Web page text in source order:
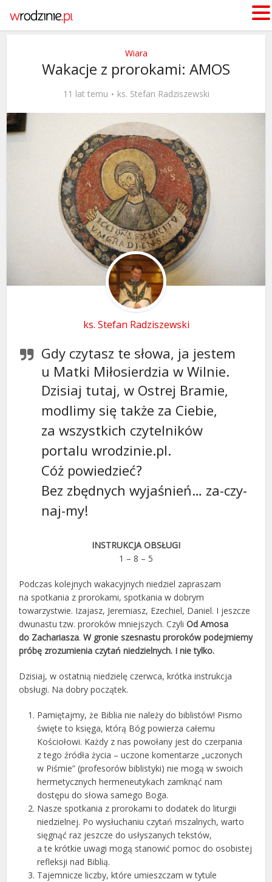
Wiara
Wakacje z prorokami: AMOS
11 lat temu ks. Stefan Radziszewski
ks. Stefan Radziszewski
Gdy czytasz te słowa, ja jestem
u Matki Miłosierdzia w Wilnie.
Dzisiaj tutaj, w Ostrej Bramie,
modlimy się także za Ciebie,
za wszystkich czytelników
portalu wrodzinie.pl.
Cóż powiedzieć?
Bez zbędnych wyjaśnień… za-czy-
naj-my!
INSTRUKCJA OBSŁUGI
1 – 8 – 5
Podczas kolejnych wakacyjnych niedziel zapraszam
na spotkania z prorokami, spotkania w dobrym
towarzystwie. Izajasz, Jeremiasz, Ezechiel, Daniel. I jeszcze
dwunastu tzw. proroków mniejszych. CzyliOd Amosa
do Zachariasza.W gronie szesnastu proroków podejmiemy
próbę zrozumienia czytań niedzielnych. I nie tylko.
Dzisiaj, w ostatnią niedzielę czerwca, krótka instrukcja
obsługi. Na dobry początek.
Pamiętajmy, że Biblia nie należy do biblistów! Pismo
święte to księga, którą Bóg powierza całemu
Kościołowi. Każdy z nas powołany jest do czerpania
z tego źródła życia – uczone komentarze „uczonych
w Piśmie” (profesorów biblistyki) nie mogą w swoich
hermetycznych hermeneutykach zamknąć nam
dostępu do słowa samego Boga.
Nasze spotkania z prorokami to dodatek do liturgii
niedzielnej. Po wysłuchaniu czytań mszalnych, warto
sięgnąć raz jeszcze do usłyszanych tekstów,
a te krótkie uwagi mogą stanowić pomoc do osobistej
refleksji nad Biblią.
Tajemnicze liczby, które umieszczam w tytule